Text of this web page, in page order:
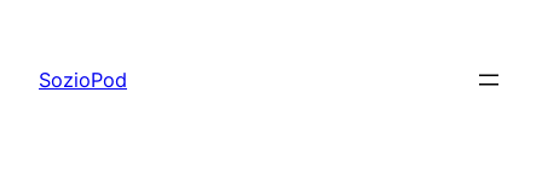
springen
SozioPod